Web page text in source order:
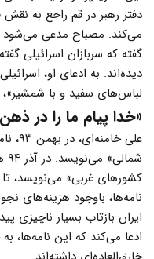
دفتر رهبر در قم راجع به
می‌کند. مصباح مدعی می‌شود
گفته که سربازان اسرائیلی
دیده‌اند. به ادعای او،
لباس‌های سفید و با شمشیر»، با
«خدا پیام ما را در
علی
کشورهای غربی» می‌نویسد، تا
نامه‌ها، باوجود هزینه‌های
ایران بازتاب بسیار ناچیزی
ادعا می‌کند که این نامه‌ها،